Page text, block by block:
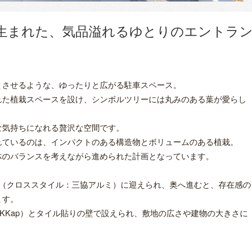
まれた、気品溢れるゆとりのエントラン
せるような、ゆったりと広がる駐車スペース。
植栽スペースを設け、シンボルツリーには丸みのある葉が愛らし
持ちになれる贅沢な空間です。
いるのは、インパクトのある構造物とボリュームのある植栽。
バランスを考えながら進められた計画となっています。
クロススタイル：三協アルミ）に迎えられ、奥へ進むと、存在感の
。
）とタイル貼りの壁で設えられ、敷地の広さや建物の大きさに